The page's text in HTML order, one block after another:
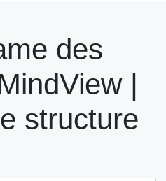
des
|
structure